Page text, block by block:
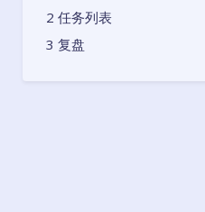
任务列表
复盘